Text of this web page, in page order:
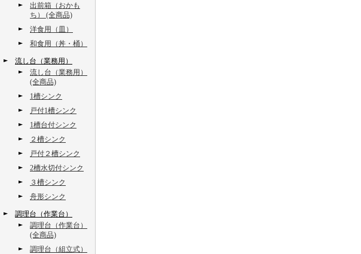
出前箱（おかも
ち） (全商品)
洋食用（皿）
和食用（丼・桶）
流し台（業務用）
流し台（業務用）
(全商品)
1槽シンク
戸付1槽シンク
1槽台付シンク
２槽シンク
戸付２槽シンク
2槽水切付シンク
３槽シンク
舟形シンク
調理台（作業台）
調理台（作業台）
(全商品)
調理台（組立式）